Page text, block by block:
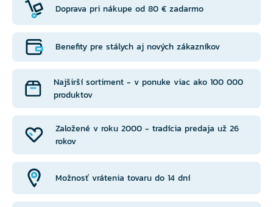
Doprava pri nákupe od 80 € zadarmo
Založené v roku 2000 - tradícia predaja už 26
rokov
Benefity pre stálych aj nových zákazníkov
Možnosť vrátenia tovaru do 14 dní
Najširší sortiment - v ponuke viac ako 100 000
produktov